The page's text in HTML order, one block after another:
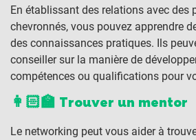
En établissant des relations avec des
chevronnés, vous pouvez apprendre
des connaissances pratiques. Ils
conseiller sur la manière de
compétences ou qualifications pour
👩🏻‍🏫 Trouver un mentor
Le networking peut vous aider à